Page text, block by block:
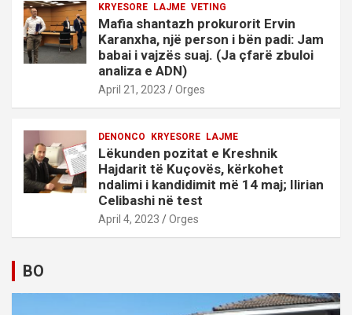
KRYESORE LAJME VETING
Mafia shantazh prokurorit Ervin
Karanxha, një person i bën padi: Jam
babai i vajzës suaj. (Ja çfarë zbuloi
analiza e ADN)
April 21, 2023 Orges
DENONCO KRYESORE LAJME
Lëkunden pozitat e Kreshnik
Hajdarit të Kuçovës, kërkohet
ndalimi i kandidimit më 14 maj; Ilirian
Celibashi në test
April 4, 2023 Orges
BO